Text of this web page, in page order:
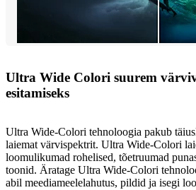
Ultra Wide Colori suurem
esitamiseks
Ultra Wide-Colori tehnoloogia pakub
laiemat värvispektrit. Ultra Wide-Colori
loomulikumad rohelised, tõetruumad
toonid. Äratage Ultra Wide-Colori
abil meediameelelahutus, pildid ja isegi